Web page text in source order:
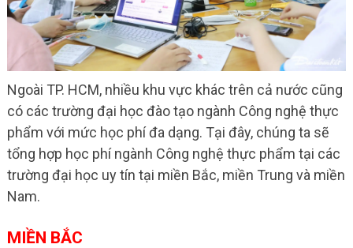
Ngoài TP. HCM, nhiều khu vực khác trên cả nước cũng
có các trường đại học đào tạo ngành Công nghệ thực
phẩm với mức học phí đa dạng. Tại đây, chúng ta sẽ
tổng hợp học phí ngành Công nghệ thực phẩm tại các
trường đại học uy tín tại miền Bắc, miền Trung và miền
Nam.
MIỀN BẮC